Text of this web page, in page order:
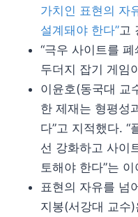
가치인 표현의 자
설계돼야 한다”고
“극우 사이트를
두더지 잡기 게임
이윤호(동국대 교
한 제재는 형평성
다”고 지적했다. “
선 강화하고 사이
토해야 한다”는 이
표현의 자유를 넘
지봉(서강대 교수)